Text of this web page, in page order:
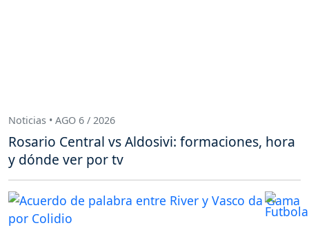
Noticias • AGO 6 / 2026
Rosario Central vs Aldosivi: formaciones, hora
y dónde ver por tv